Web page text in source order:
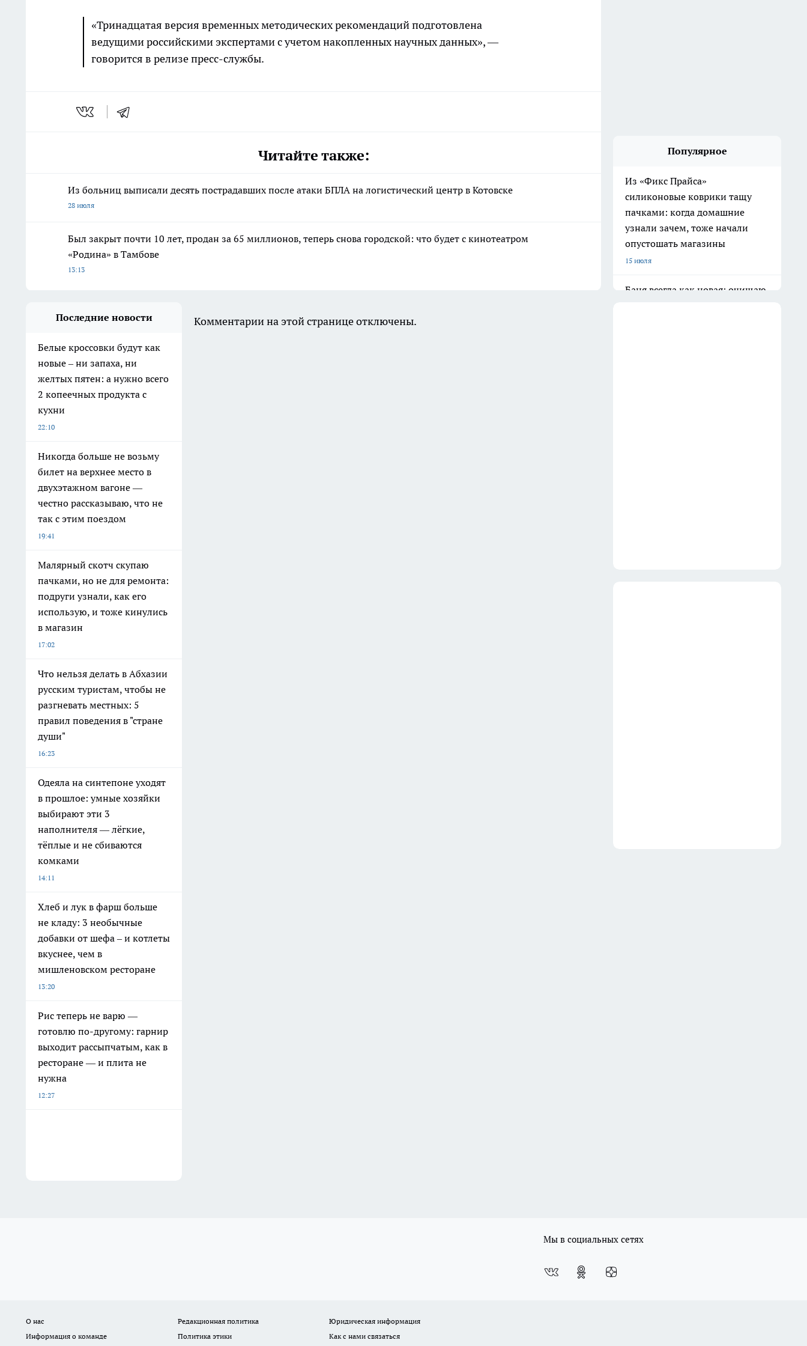
«Тринадцатая версия временных методических рекомендаций подготовлена
ведущими российскими экспертами с учетом накопленных научных данных», —
говорится в релизе пресс-службы.
Читайте также:
Из больниц выписали десять пострадавших после атаки БПЛА на логистический центр в Котовске
28 июля
Был закрыт почти 10 лет, продан за 65 миллионов, теперь снова городской: что будет с кинотеатром
«Родина» в Тамбове
13:13
Популярное
Из «Фикс Прайса»
силиконовые коврики тащу
пачками: когда домашние
узнали зачем, тоже начали
опустошать магазины
15 июля
Баня всегда как новая: очищаю
Последние новости
Белые кроссовки будут как
новые – ни запаха, ни
желтых пятен: а нужно всего
2 копеечных продукта с
кухни
22:10
Никогда больше не возьму
билет на верхнее место в
двухэтажном вагоне —
честно рассказываю, что не
так с этим поездом
19:41
Малярный скотч скупаю
пачками, но не для ремонта:
подруги узнали, как его
использую, и тоже кинулись
в магазин
17:02
Что нельзя делать в Абхазии
русским туристам, чтобы не
разгневать местных: 5
правил поведения в "стране
души"
16:23
Одеяла на синтепоне уходят
в прошлое: умные хозяйки
выбирают эти 3
наполнителя — лёгкие,
тёплые и не сбиваются
комками
14:11
Хлеб и лук в фарш больше
не кладу: 3 необычные
добавки от шефа – и котлеты
вкуснее, чем в
мишленовском ресторане
13:20
Рис теперь не варю —
готовлю по-другому: гарнир
выходит рассыпчатым, как в
ресторане — и плита не
нужна
12:27
Комментарии на этой странице отключены.
Мы в социальных сетях
О нас Редакционная политика
Юридическая информация
Информация о команде
Политика этики Как с нами связаться